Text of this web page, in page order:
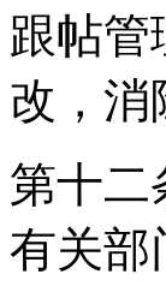
跟帖管
改，消
第十二
有关部